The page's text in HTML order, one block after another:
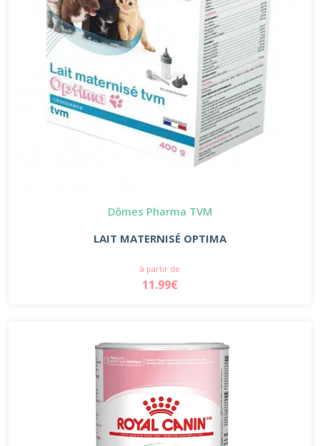
Dômes Pharma TVM
LAIT MATERNISÉ OPTIMA
à partir de
11.99€